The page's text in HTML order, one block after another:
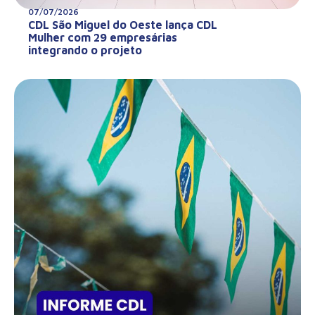
07/07/2026
CDL São Miguel do Oeste lança CDL
Mulher com 29 empresárias
integrando o projeto